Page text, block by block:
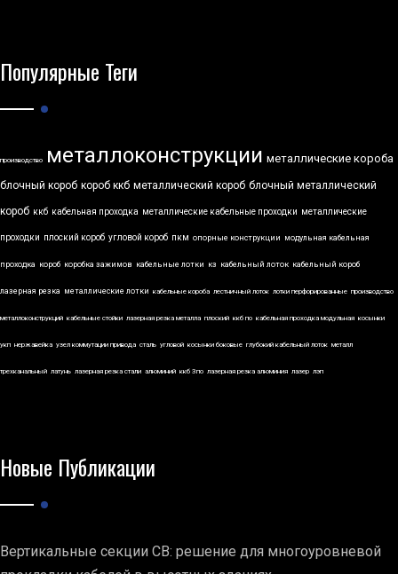
Популярные Теги
производство металлоконструкции металлические короба
блочный короб короб ккб металлический короб блочный металлический
короб ккб кабельная проходка металлические кабельные проходки металлические
проходки плоский короб угловой короб пкм опорные конструкции модульная кабельная
проходка короб коробка зажимов кабельные лотки кз кабельный лоток кабельный короб
лазерная резка металлические лотки кабельные короба лестничный лоток лотки перфорированные производство
металлоконструкций кабельные стойки лазерная резка металла плоский ккб по кабельная проходка модульная косынки
укп нержавейка узел коммутации привода сталь угловой косынки боковые глубокий кабельный лоток металл
трехканальный латунь лазерная резка стали алюминий ккб 3по лазерная резка алюминия лазер лэп
Новые Публикации
Вертикальные секции СВ: решение для многоуровневой